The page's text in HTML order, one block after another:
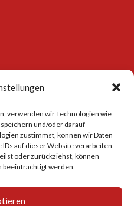
verwenden wir Technologien wie
und/oder darauf
zustimmst, können wir Daten
auf dieser Website verarbeiten.
oder zurückziehst, können
werden.